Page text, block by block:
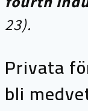
23).
Privata
bli